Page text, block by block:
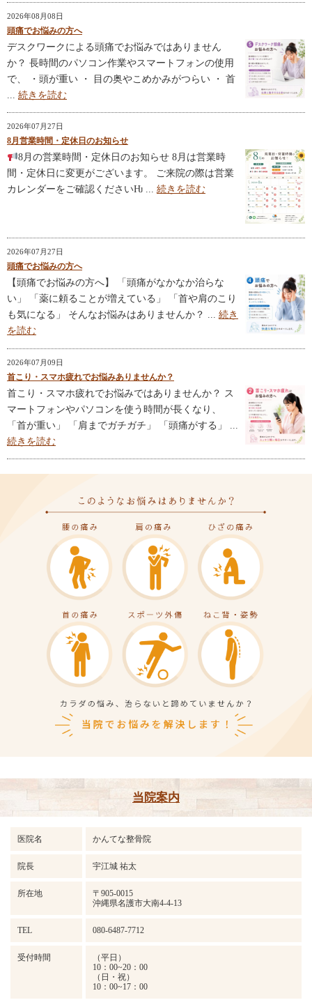
2026年08月08日
頭痛でお悩みの方へ
デスクワークによる頭痛でお悩みではありません
か？ 長時間のパソコン作業やスマートフォンの使用
で、 ・頭が重い ・ 目の奥やこめかみがつらい ・ 首
続きを読む
2026年07月27日
8月営業時間・定休日のお知らせ
8月の営業時間・定休日のお知らせ 8月は営業時
間・定休日に変更がございます。 ご来院の際は営業
カレンダーをご確認くださいǶ ... 続きを読む
2026年07月27日
頭痛でお悩みの方へ
【頭痛でお悩みの方へ】 「頭痛がなかなか治らな
い」 「薬に頼ることが増えている」 「首や肩のこり
も気になる」 そんなお悩みはありませんか？ ... 続き
を読む
2026年07月09日
首こり・スマホ疲れでお悩みありませんか？
首こり・スマホ疲れでお悩みではありませんか？ ス
マートフォンやパソコンを使う時間が長くなり、
「首が重い」 「肩までガチガチ」 「頭痛がする」 ...
続きを読む
当院案内
医院名 かんてな整骨院
院長 宇江城 祐太
所在地
〒905-0015
沖縄県名護市大南4-4-13
TEL 080-6487-7712
受付時間
（平日）
10：00~20：00
（日・祝）
10：00~17：00